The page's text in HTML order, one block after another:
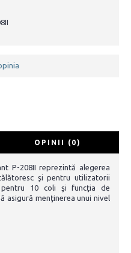
OPINII (0)
P-208II reprezintă alegerea
şi pentru utilizatorii
pentru 10 coli şi funcţia de
asigură menţinerea unui nivel